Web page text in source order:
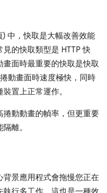
中，快取是大幅改善效能
的快取類型是 HTTP 快
面時最重要的快取是快取
動畫面時速度極快，同時
置上正常運作。
動動畫的幀率，但更重要
離。
景應用程式會拖慢您正在